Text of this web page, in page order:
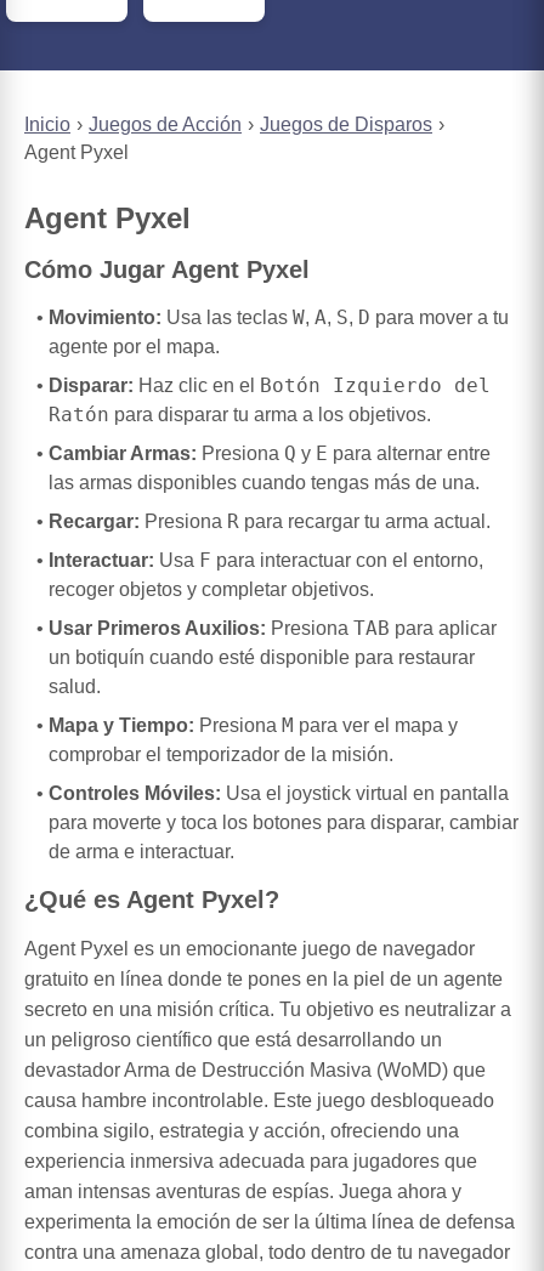
Inicio Juegos de Acción
Juegos de Disparos
Agent Pyxel
Agent Pyxel
Cómo Jugar Agent Pyxel
Movimiento: Usa las teclas W, A, S, D para mover a tu
agente por el mapa.
Disparar: Haz clic en el Botón Izquierdo del
Ratón para disparar tu arma a los objetivos.
Cambiar Armas: Presiona Q y E para alternar entre
las armas disponibles cuando tengas más de una.
Recargar: Presiona R para recargar tu arma actual.
Interactuar: Usa F para interactuar con el entorno,
recoger objetos y completar objetivos.
Usar Primeros Auxilios: Presiona TAB para aplicar
un botiquín cuando esté disponible para restaurar
salud.
Mapa y Tiempo: Presiona M para ver el mapa y
comprobar el temporizador de la misión.
Controles Móviles: Usa el joystick virtual en pantalla
para moverte y toca los botones para disparar, cambiar
de arma e interactuar.
¿Qué es Agent Pyxel?
Agent Pyxel es un emocionante juego de navegador
gratuito en línea donde te pones en la piel de un agente
secreto en una misión crítica. Tu objetivo es neutralizar a
un peligroso científico que está desarrollando un
devastador Arma de Destrucción Masiva (WoMD) que
causa hambre incontrolable. Este juego desbloqueado
combina sigilo, estrategia y acción, ofreciendo una
experiencia inmersiva adecuada para jugadores que
aman intensas aventuras de espías. Juega ahora y
experimenta la emoción de ser la última línea de defensa
contra una amenaza global, todo dentro de tu navegador